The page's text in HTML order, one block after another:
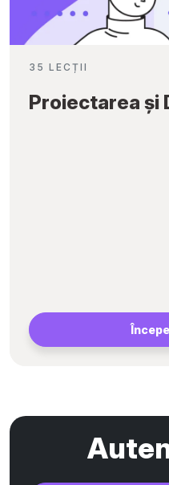
35 LECȚII
Proiectarea și